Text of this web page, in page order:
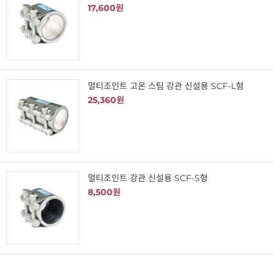
17,600원
멀티조인트 고온 스팀 강관 신설용 SCF-L형
25,360원
멀티조인트 강관 신설용 SCF-S형
8,500원